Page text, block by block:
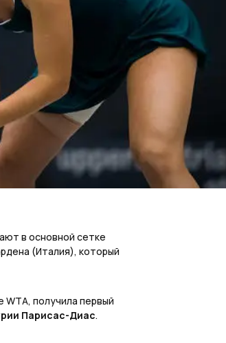
в основной сетке
(Италия), который
получила первый
Парисас-Диас.